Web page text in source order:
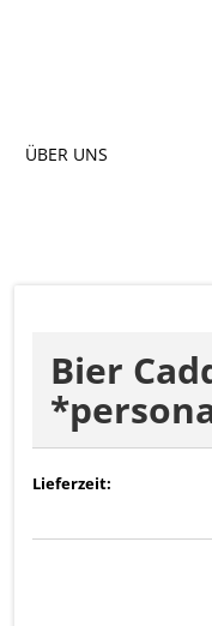
Konto erstellen
Passwort
ÜBER UNS
Bier
Lieferzeit: